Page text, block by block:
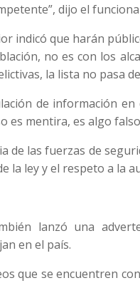
dijo el
indicó que harán
no es con los
la lista no pasa
de información
es mentira, es algo
de las fuerzas de
la ley y el respeto a la
lanzó una
en el país.
que se encuentren